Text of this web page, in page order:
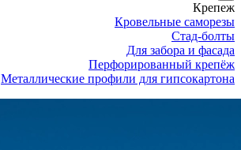
Крепеж
Кровельные саморезы
Стад-болты
Для забора и фасада
Перфорированный крепёж
Металлические профили для гипсокартона